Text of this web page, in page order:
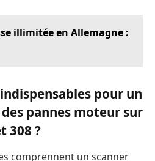
illimitée en Allemagne :
pour un
pannes moteur sur
308 ?
comprennent un scanner